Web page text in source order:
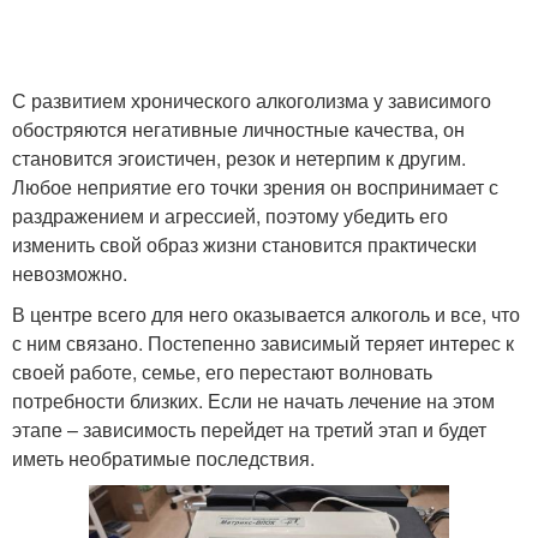
С развитием хронического алкоголизма у зависимого
обостряются негативные личностные качества, он
становится эгоистичен, резок и нетерпим к другим.
Любое неприятие его точки зрения он воспринимает с
раздражением и агрессией, поэтому убедить его
изменить свой образ жизни становится практически
невозможно.
В центре всего для него оказывается алкоголь и все, что
с ним связано. Постепенно зависимый теряет интерес к
своей работе, семье, его перестают волновать
потребности близких. Если не начать лечение на этом
этапе – зависимость перейдет на третий этап и будет
иметь необратимые последствия.